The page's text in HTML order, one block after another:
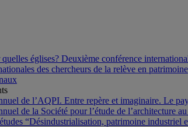
églises? Deuxième conférence
des chercheurs de la relève en patrimoine
de l’AQPI. Entre repère et imaginaire. Le
de la Société pour l’étude de l’architecture
“Désindustrialisation, patrimoine